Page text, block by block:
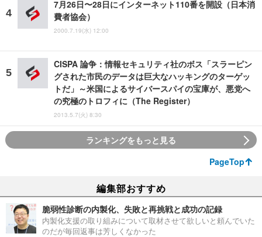
7月26日〜28日にインターネット110番を開設（日本消
費者協会）
2000.7.19(水) 12:00
CISPA 論争：情報セキュリティ社のボス「スラーピン
グされた市民のデータは巨大なハッキングのターゲッ
トだ」～米国によるサイバースパイの宝庫が、悪党へ
の究極のトロフィに（The Register）
2013.5.7(火) 8:30
ランキングをもっと見る
PageTop
編集部おすすめ
脆弱性診断の内製化、失敗と再挑戦と成功の記録
内製化支援の取り組みについて取材させて欲しいと頼んでいた
のだが毎回返事は芳しくなかった